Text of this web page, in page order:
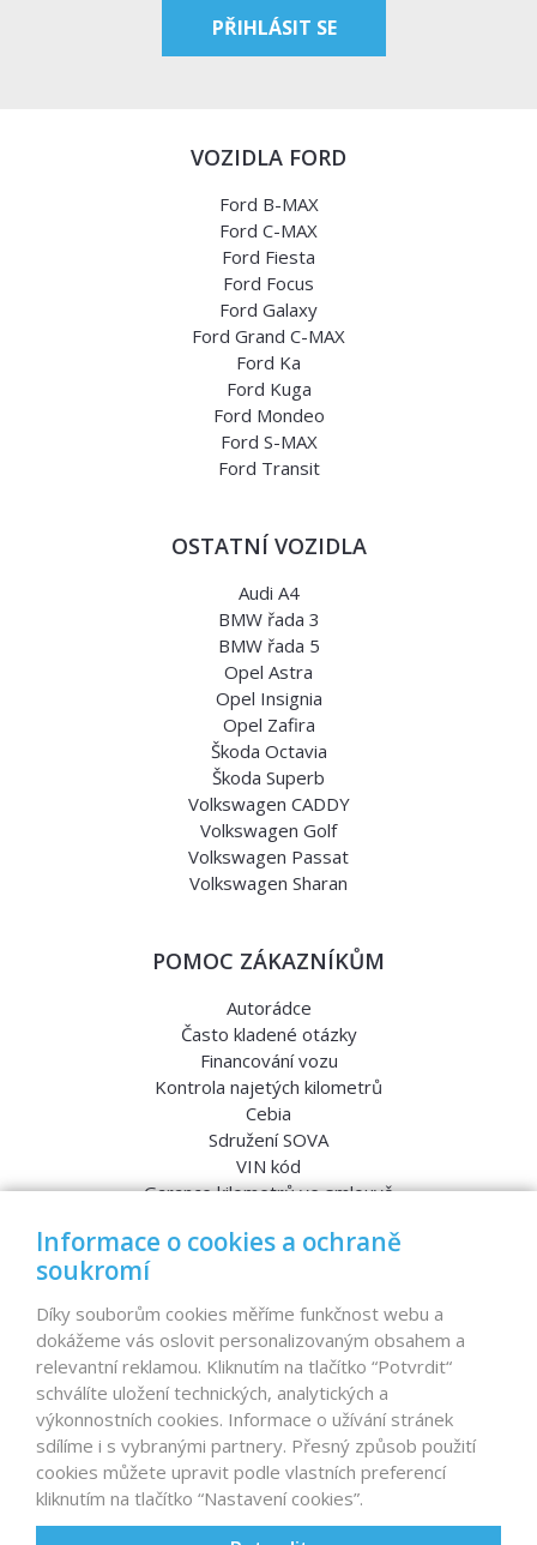
VOZIDLA FORD
Ford B-MAX
Ford C-MAX
Ford Fiesta
Ford Focus
Ford Galaxy
Ford Grand C-MAX
Ford Ka
Ford Kuga
Ford Mondeo
Ford S-MAX
Ford Transit
OSTATNÍ VOZIDLA
Audi A4
BMW řada 3
BMW řada 5
Opel Astra
Opel Insignia
Opel Zafira
Škoda Octavia
Škoda Superb
Volkswagen CADDY
Volkswagen Golf
Volkswagen Passat
Volkswagen Sharan
POMOC ZÁKAZNÍKŮM
Autorádce
Často kladené otázky
Financování vozu
Kontrola najetých kilometrů
Cebia
Sdružení SOVA
VIN kód
Garance kilometrů ve smlouvě
Nabídka vozů
Reference
Dovoz aut na míru – pro koho je určen?
Garanční program
Prodat auto
Finance
Prodaná auta
Proč D1 CARS?
Informace o cookies a ochraně
soukromí
Díky souborům cookies měříme funkčnost webu a
dokážeme vás oslovit personalizovaným obsahem a
relevantní reklamou. Kliknutím na tlačítko “Potvrdit“
schválíte uložení technických, analytických a
výkonnostních cookies. Informace o užívání stránek
sdílíme i s vybranými partnery. Přesný způsob použití
cookies můžete upravit podle vlastních preferencí
kliknutím na tlačítko “Nastavení cookies”.